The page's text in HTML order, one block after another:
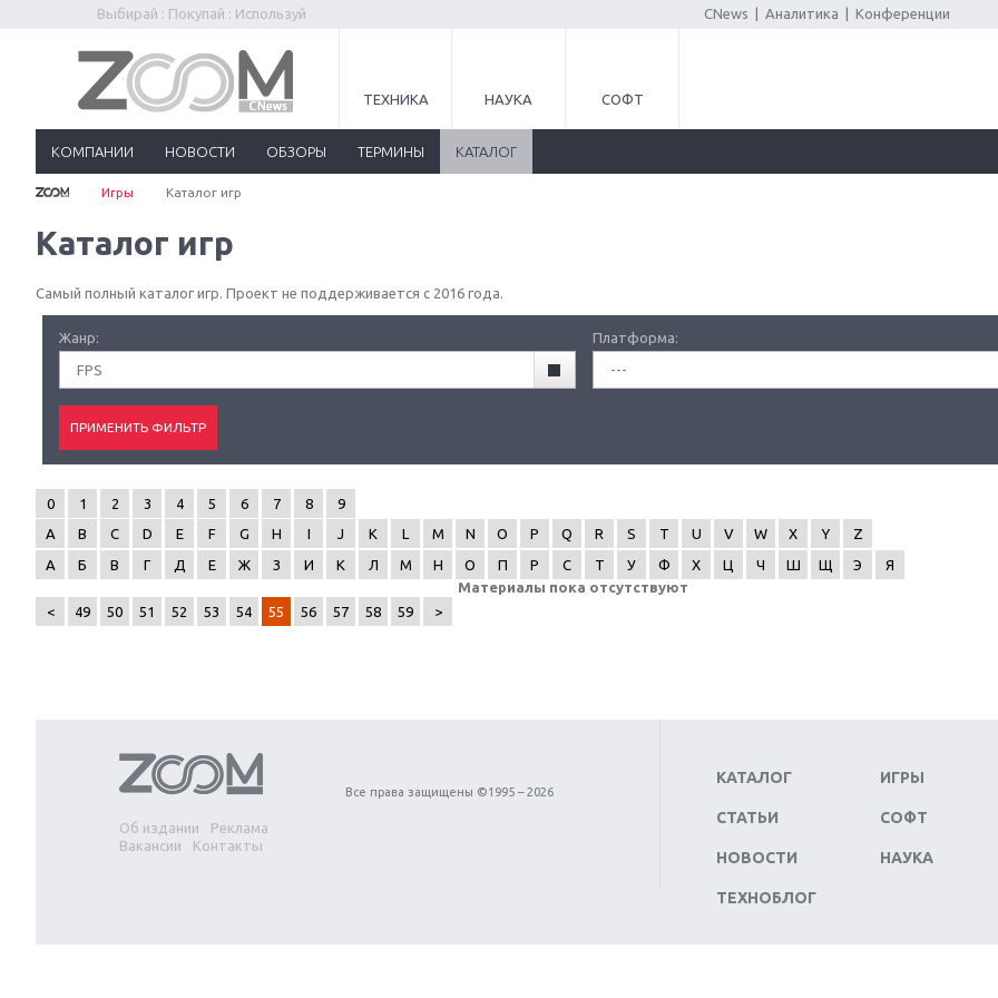
Выбирай : Покупай : Используй CNews Аналитика Конференции
ТЕХНИКА НАУКА СОФТ
КОМПАНИИ НОВОСТИ ОБЗОРЫ ТЕРМИНЫ КАТАЛОГ
Игры Каталог игр
Каталог игр
Самый полный каталог игр. Проект не поддерживается с 2016 года.
Жанр:
FPS
Платформа:
---
0 1 2 3 4 5 6 7 8
9
A
B C D E F G H I J K L M N O P Q R S T U V W X Y
Z
А
Б В Г Д Е Ж З И К Л М Н О П Р С Т У Ф Х Ц Ч Ш Щ Э
Я
Материалы пока отсутствуют
<
49 50 51 52 53 54 55 56 57 58 59 >
Next
Об издании
Реклама
Вакансии
Контакты
Все права защищены ©1995 – 2026
КАТАЛОГ
СТАТЬИ
НОВОСТИ
ТЕХНОБЛОГ
ИГРЫ
СОФТ
НАУКА